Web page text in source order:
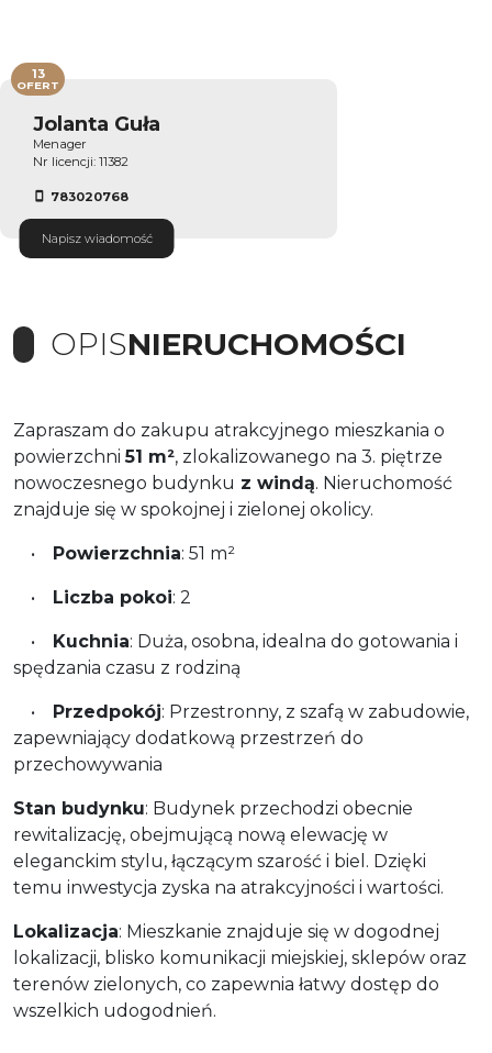
Jolanta Guła
Menager
Nr licencji: 11382
783020768
Napisz wiadomość
13
OFERT
OPISNIERUCHOMOŚCI
Zapraszam do zakupu atrakcyjnego mieszkania o
powierzchni51 m², zlokalizowanego na 3. piętrze
nowoczesnego budynku z windą. Nieruchomość
znajduje się w spokojnej i zielonej okolicy.
• Powierzchnia: 51 m²
• Liczba pokoi: 2
• Kuchnia: Duża, osobna, idealna do gotowania i
spędzania czasu z rodziną
• Przedpokój: Przestronny, z szafą w zabudowie,
zapewniający dodatkową przestrzeń do
przechowywania
Stan budynku: Budynek przechodzi obecnie
rewitalizację, obejmującą nową elewację w
eleganckim stylu, łączącym szarość i biel. Dzięki
temu inwestycja zyska na atrakcyjności i wartości.
Lokalizacja: Mieszkanie znajduje się w dogodnej
lokalizacji, blisko komunikacji miejskiej, sklepów oraz
terenów zielonych, co zapewnia łatwy dostęp do
wszelkich udogodnień.